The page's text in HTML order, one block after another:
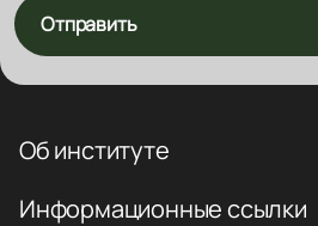
Отправить
Об институте
Информационные ссылки